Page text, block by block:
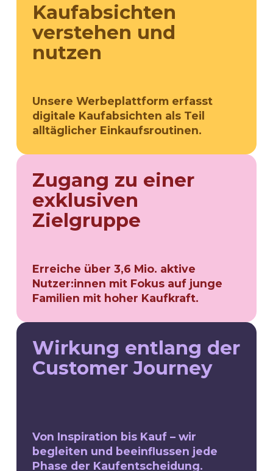
Kaufabsichten
verstehen und
nutzen
Unsere Werbeplattform erfasst
digitale Kaufabsichten als Teil
alltäglicher Einkaufsroutinen.
Zugang zu einer
exklusiven
Zielgruppe
Erreiche über 3,6 Mio. aktive
Nutzer:innen mit Fokus auf junge
Familien mit hoher Kaufkraft.
Wirkung entlang der
Customer Journey
Von Inspiration bis Kauf – wir
begleiten und beeinflussen jede
Phase der Kaufentscheidung.